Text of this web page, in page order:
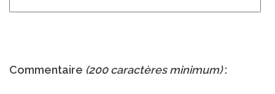
Commentaire (200 caractères minimum):